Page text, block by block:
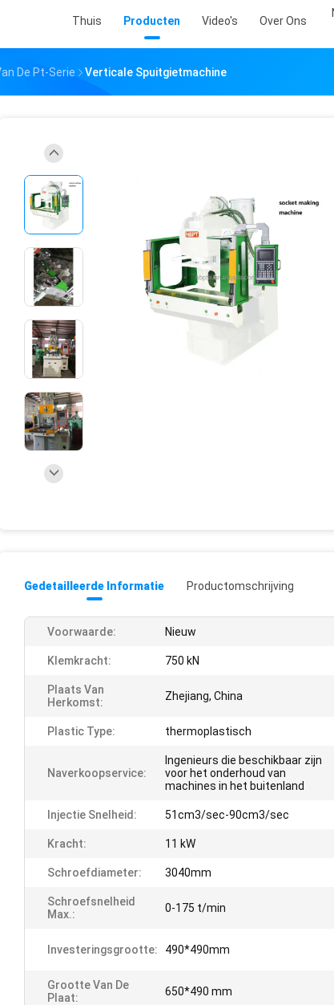
Thuis Producten Video's Over Ons
De Pt-Serie Verticale Spuitgietmachine
Gedetailleerde Informatie Productomschrijving
Voorwaarde: Nieuw
Klemkracht: 750 kN
Plaats Van
Herkomst:
Zhejiang, China
Plastic Type: thermoplastisch
Naverkoopservice:
Ingenieurs die beschikbaar zijn
voor het onderhoud van
machines in het buitenland
Injectie Snelheid: 51cm3/sec-90cm3/sec
Kracht: 11 kW
Schroefdiameter: 3040mm
Schroefsnelheid
Max.:
0-175 t/min
Investeringsgrootte: 490*490mm
Grootte Van De
Plaat:
650*490 mm